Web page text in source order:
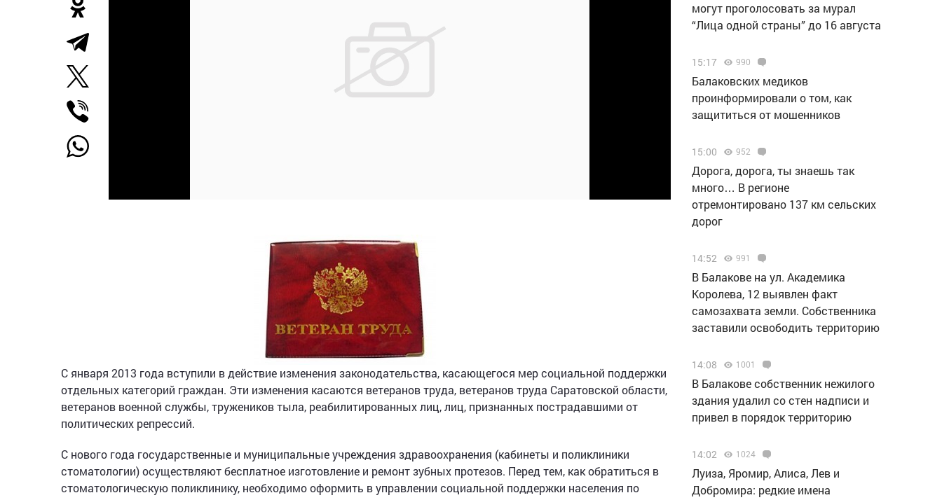
С января 2013 года вступили в действие изменения законодательства, касающегося мер социальной поддержки
отдельных категорий граждан. Эти изменения касаются ветеранов труда, ветеранов труда Саратовской области,
ветеранов военной службы, тружеников тыла, реабилитированных лиц, лиц, признанных пострадавшими от
политических репрессий.
С нового года государственные и муниципальные учреждения здравоохранения (кабинеты и поликлиники
стоматологии) осуществляют бесплатное изготовление и ремонт зубных протезов. Перед тем, как обратиться в
стоматологическую поликлинику, необходимо оформить в управлении социальной поддержки населения по
могут проголосовать за мурал
“Лица одной страны” до 16 августа
15:17 990
Балаковских медиков
проинформировали о том, как
защититься от мошенников
15:00 952
Дорога, дорога, ты знаешь так
много… В регионе
отремонтировано 137 км сельских
дорог
14:52 991
В Балакове на ул. Академика
Королева, 12 выявлен факт
самозахвата земли. Собственника
заставили освободить территорию
14:08 1001
В Балакове собственник нежилого
здания удалил со стен надписи и
привел в порядок территорию
14:02 1024
Луиза, Яромир, Алиса, Лев и
Добромира: редкие имена